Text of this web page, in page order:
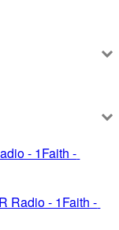
- 1Faith -
Radio - 1Faith -